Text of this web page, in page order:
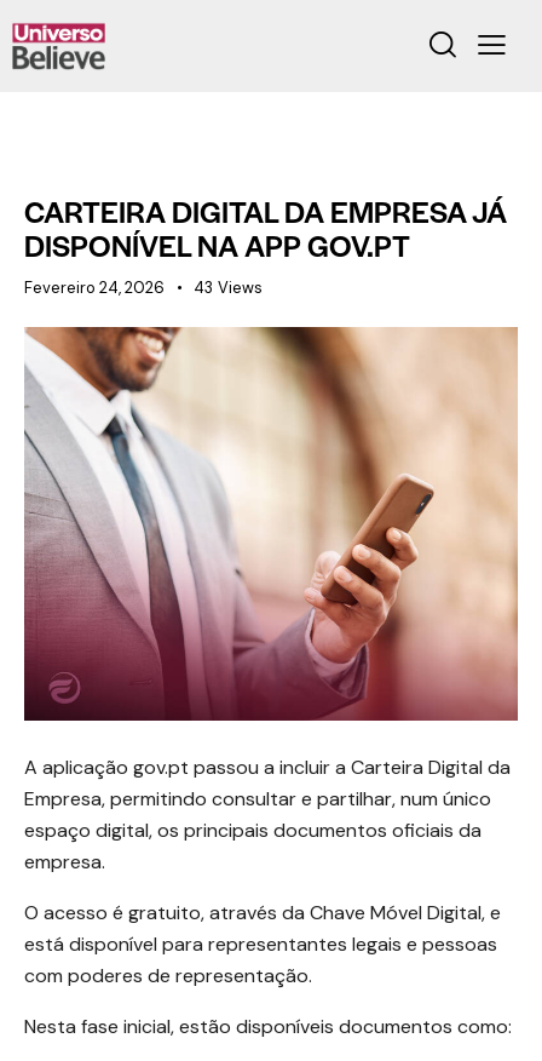
CARTEIRA DIGITAL DA EMPRESA JÁ
DISPONÍVEL NA APP GOV.PT
Fevereiro 24, 2026 43 Views
A aplicação gov.pt passou a incluir a Carteira Digital da
Empresa, permitindo consultar e partilhar, num único
espaço digital, os principais documentos oficiais da
empresa.
O acesso é gratuito, através da Chave Móvel Digital, e
está disponível para representantes legais e pessoas
com poderes de representação.
Nesta fase inicial, estão disponíveis documentos como: